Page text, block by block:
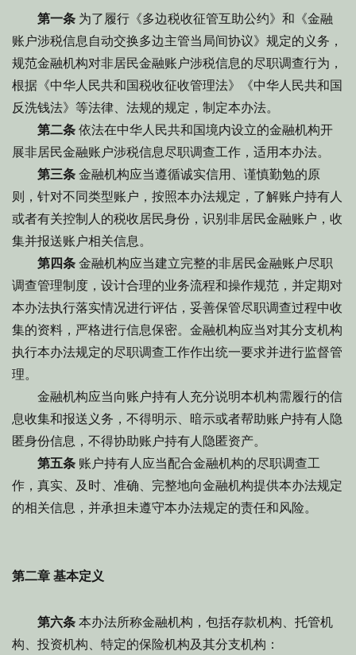
第一条 为了履行《多边税收征管互助公约》和《金融
账户涉税信息自动交换多边主管当局间协议》规定的义务，
规范金融机构对非居民金融账户涉税信息的尽职调查行为，
根据《中华人民共和国税收征收管理法》《中华人民共和国
反洗钱法》等法律、法规的规定，制定本办法。
第二条 依法在中华人民共和国境内设立的金融机构开
展非居民金融账户涉税信息尽职调查工作，适用本办法。
第三条 金融机构应当遵循诚实信用、谨慎勤勉的原
则，针对不同类型账户，按照本办法规定，了解账户持有人
或者有关控制人的税收居民身份，识别非居民金融账户，收
集并报送账户相关信息。
第四条 金融机构应当建立完整的非居民金融账户尽职
调查管理制度，设计合理的业务流程和操作规范，并定期对
本办法执行落实情况进行评估，妥善保管尽职调查过程中收
集的资料，严格进行信息保密。金融机构应当对其分支机构
执行本办法规定的尽职调查工作作出统一要求并进行监督管
理。
金融机构应当向账户持有人充分说明本机构需履行的信
息收集和报送义务，不得明示、暗示或者帮助账户持有人隐
匿身份信息，不得协助账户持有人隐匿资产。
第五条 账户持有人应当配合金融机构的尽职调查工
作，真实、及时、准确、完整地向金融机构提供本办法规定
的相关信息，并承担未遵守本办法规定的责任和风险。
第二章 基本定义
第六条 本办法所称金融机构，包括存款机构、托管机
构、投资机构、特定的保险机构及其分支机构：